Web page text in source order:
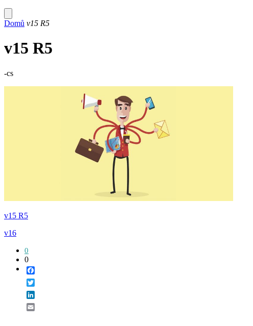
Domů v15 R5
v15 R5
-cs
v15 R5
v16
0
0